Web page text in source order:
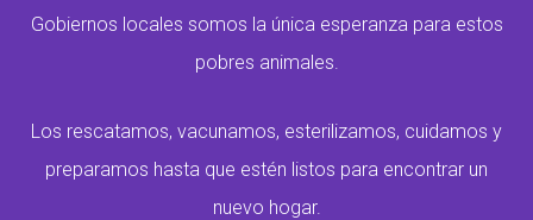
Gobiernos locales somos la única esperanza para estos
pobres animales.
Los rescatamos, vacunamos, esterilizamos, cuidamos y
preparamos hasta que estén listos para encontrar un
nuevo hogar.